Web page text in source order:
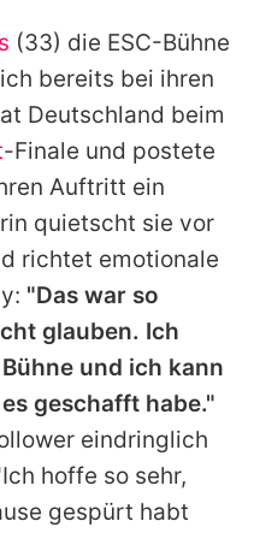
Promiflash
(33) die ESC-Bühne
bereits bei ihren
Deutschland beim
-Finale und postete
Auftritt ein
quietscht sie vor
richtet emotionale
"Das war so
glauben. Ich
und ich kann
geschafft habe."
eindringlich
hoffe so sehr,
gespürt habt